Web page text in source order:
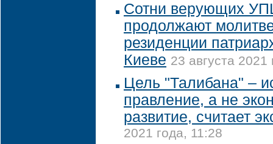
Сотни верующих
продолжают
резиденции
Киеве 23 августа 2021
Цель "Талибана" –
правление, а не
развитие, считает
2021 года, 11:28